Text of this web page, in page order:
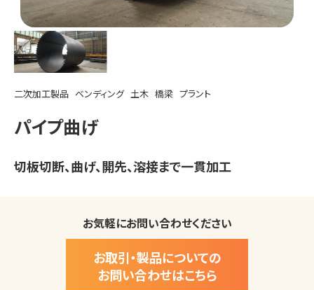
二次加工製品 ベンディング 土木 橋梁 プラント
パイプ曲げ
切板切断、曲げ、開先、溶接まで一貫加工
お気軽にお問い合わせください
お取引・製品についての
お問い合わせはこちら